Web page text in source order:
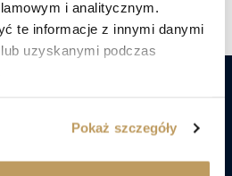
i analitycznym.
te informacje z innymi danymi
uzyskanymi podczas
Pokaż szczegóły
dziś porozmawiaj
Lex Capital